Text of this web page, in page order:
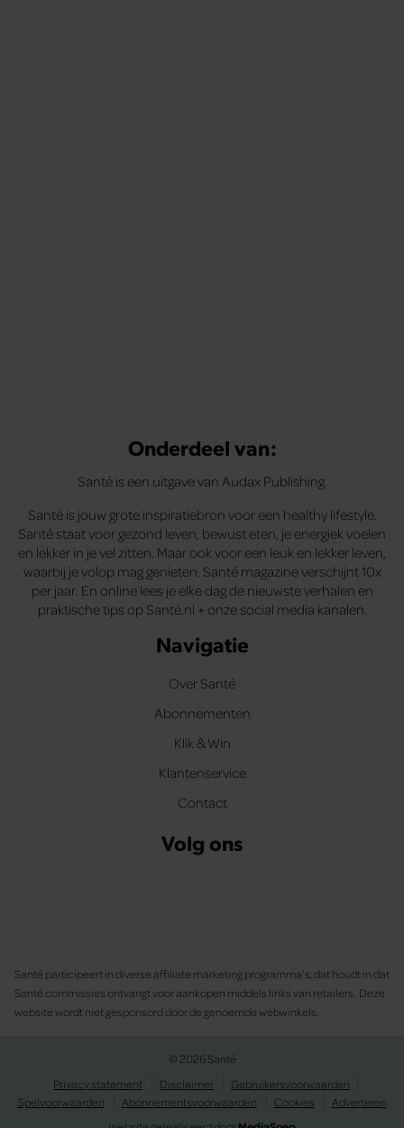
Onderdeel van:
Santé is een uitgave van Audax Publishing.
Santé is jouw grote inspiratiebron voor een healthy lifestyle.
Santé staat voor gezond leven, bewust eten, je energiek voelen
en lekker in je vel zitten. Maar ook voor een leuk en lekker leven,
waarbij je volop mag genieten. Santé magazine verschijnt 10x
per jaar. En online lees je elke dag de nieuwste verhalen en
praktische tips op Santé.nl + onze social media kanalen.
Navigatie
Over Santé
Abonnementen
Klik & Win
Klantenservice
Contact
Volg ons
Santé participeert in diverse affiliate marketing programma’s, dat houdt in dat
Santé commissies ontvangt voor aankopen middels links van retailers. Deze
website wordt niet gesponsord door de genoemde webwinkels.
© 2026 Santé
Privacy statement
Disclaimer
Gebruikersvoorwaarden
Spelvoorwaarden
Abonnementsvoorwaarden Cookies
Adverteren